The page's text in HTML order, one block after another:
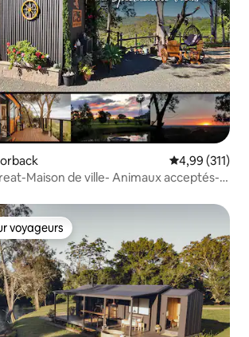
Évaluation
4,99 (311)
Maison de ville- Animaux acceptés-
les plus appréciés
voyageurs